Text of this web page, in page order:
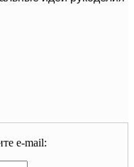
e-mail: